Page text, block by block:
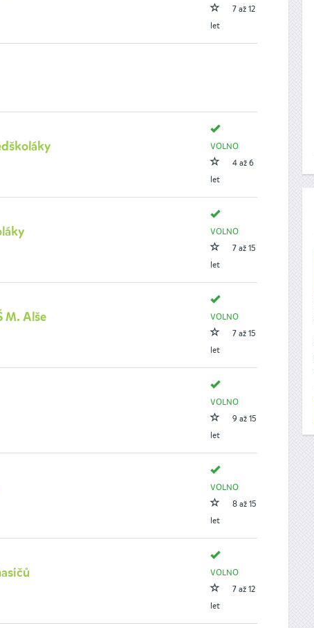
7 až 12
let
VOLNO
4 až 6
let
VOLNO
7 až 15
let
M. Alše
VOLNO
7 až 15
let
VOLNO
9 až 15
let
VOLNO
8 až 15
let
VOLNO
7 až 12
let